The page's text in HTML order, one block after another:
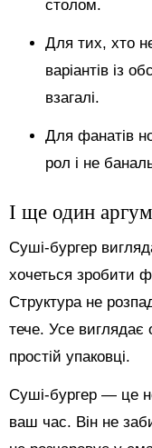
столом.
Для тих, хто
варіантів із
взагалі.
Для фанатів
рол і не
І ще один
Суші-бургер
хочеться зробити
Структура не
тече. Усе
простій упаковці.
Суші-бургер — це
ваш час. Він не